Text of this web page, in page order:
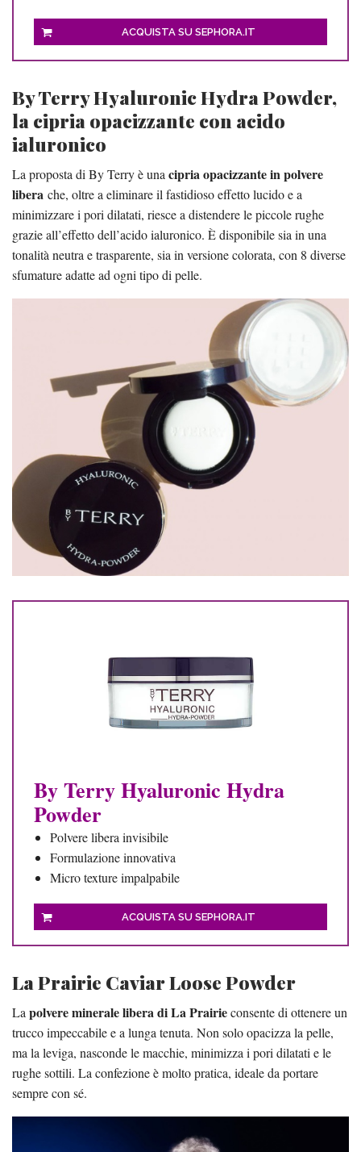
ACQUISTA SU SEPHORA.IT
By Terry Hyaluronic Hydra Powder,
la cipria opacizzante con acido
ialuronico
La proposta di By Terry è unacipria opacizzante in polvere
libera che, oltre a eliminare il fastidioso effetto lucido e a
minimizzare i pori dilatati, riesce a distendere le piccole rughe
grazie all’effetto dell’acido ialuronico. È disponibile sia in una
tonalità neutra e trasparente, sia in versione colorata, con 8 diverse
sfumature adatte ad ogni tipo di pelle.
By Terry Hyaluronic Hydra
Powder
Polvere libera invisibile
Formulazione innovativa
Micro texture impalpabile
ACQUISTA SU SEPHORA.IT
La Prairie Caviar Loose Powder
La polvere minerale libera di La Prairieconsente di ottenere un
trucco impeccabile e a lunga tenuta. Non solo opacizza la pelle,
ma la leviga, nasconde le macchie, minimizza i pori dilatati e le
rughe sottili. La confezione è molto pratica, ideale da portare
sempre con sé.